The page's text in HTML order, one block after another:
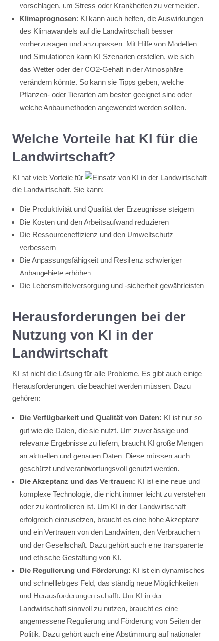
vorschlagen, um Stress oder Krankheiten zu vermeiden.
Klimaprognosen: KI kann auch helfen, die Auswirkungen
des Klimawandels auf die Landwirtschaft besser
vorherzusagen und anzupassen. Mit Hilfe von Modellen
und Simulationen kann KI Szenarien erstellen, wie sich
das Wetter oder der CO2-Gehalt in der Atmosphäre
verändern könnte. So kann sie Tipps geben, welche
Pflanzen- oder Tierarten am besten geeignet sind oder
welche Anbaumethoden angewendet werden sollten.
Welche Vorteile hat KI für die
Landwirtschaft?
KI hat viele Vorteile für
die Landwirtschaft. Sie kann:
Die Produktivität und Qualität der Erzeugnisse steigern
Die Kosten und den Arbeitsaufwand reduzieren
Die Ressourceneffizienz und den Umweltschutz
verbessern
Die Anpassungsfähigkeit und Resilienz schwieriger
Anbaugebiete erhöhen
Die Lebensmittelversorgung und -sicherheit gewährleisten
Herausforderungen bei der
Nutzung von KI in der
Landwirtschaft
KI ist nicht die Lösung für alle Probleme. Es gibt auch einige
Herausforderungen, die beachtet werden müssen. Dazu
gehören:
Die Verfügbarkeit und Qualität von Daten: KI ist nur so
gut wie die Daten, die sie nutzt. Um zuverlässige und
relevante Ergebnisse zu liefern, braucht KI große Mengen
an aktuellen und genauen Daten. Diese müssen auch
geschützt und verantwortungsvoll genutzt werden.
Die Akzeptanz und das Vertrauen: KI ist eine neue und
komplexe Technologie, die nicht immer leicht zu verstehen
oder zu kontrollieren ist. Um KI in der Landwirtschaft
erfolgreich einzusetzen, braucht es eine hohe Akzeptanz
und ein Vertrauen von den Landwirten, den Verbrauchern
und der Gesellschaft. Dazu gehört auch eine transparente
und ethische Gestaltung von KI.
Die Regulierung und Förderung: KI ist ein dynamisches
und schnelllebiges Feld, das ständig neue Möglichkeiten
und Herausforderungen schafft. Um KI in der
Landwirtschaft sinnvoll zu nutzen, braucht es eine
angemessene Regulierung und Förderung von Seiten der
Politik. Dazu gehört auch eine Abstimmung auf nationaler